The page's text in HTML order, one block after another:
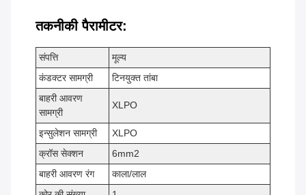
तकनीकी पैरामीटर:
संपत्ति
मूल्य
कंडक्टर सामग्री
टिनयुक्त तांबा
बाहरी आवरण
सामग्री
XLPO
इन्सुलेशन सामग्री
XLPO
क्रॉस सेक्शन
6mm2
बाहरी आवरण रंग
काला/लाल